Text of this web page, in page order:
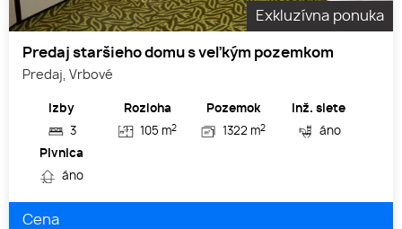
Exkluzívna ponuka
Predaj staršieho domu s veľkým pozemkom
Predaj, Vrbové
Izby
3
Rozloha
105 m2
Pozemok
1322 m2
Inž. siete
áno
Pivnica
áno
Cena